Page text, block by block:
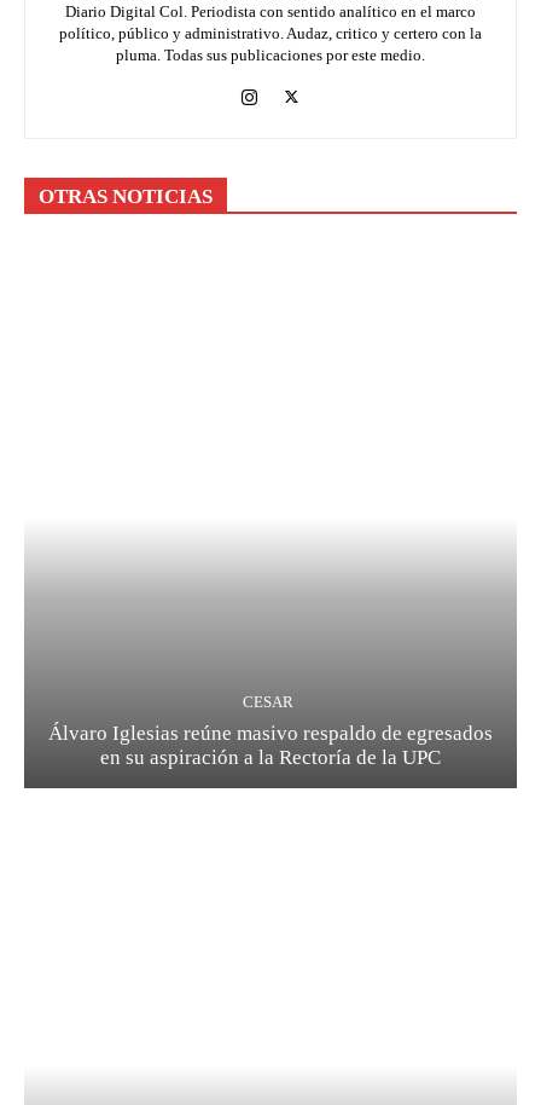
Diario Digital Col. Periodista con sentido analítico en el marco
político, público y administrativo. Audaz, critico y certero con la
pluma. Todas sus publicaciones por este medio.
OTRAS NOTICIAS
CESAR
Álvaro Iglesias reúne masivo respaldo de egresados
en su aspiración a la Rectoría de la UPC